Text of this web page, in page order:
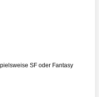
SF oder Fantasy